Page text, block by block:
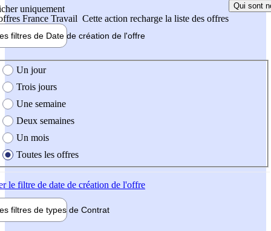
uniquement
France Travail Cette action recharge la liste des offres
Qui sont
filtres de Date de création de l'offre
création de l'offre
Un jour
Trois jours
Une semaine
Deux semaines
Un mois
Toutes les offres
le filtre de date de création de l'offre
filtres de types de Contrat